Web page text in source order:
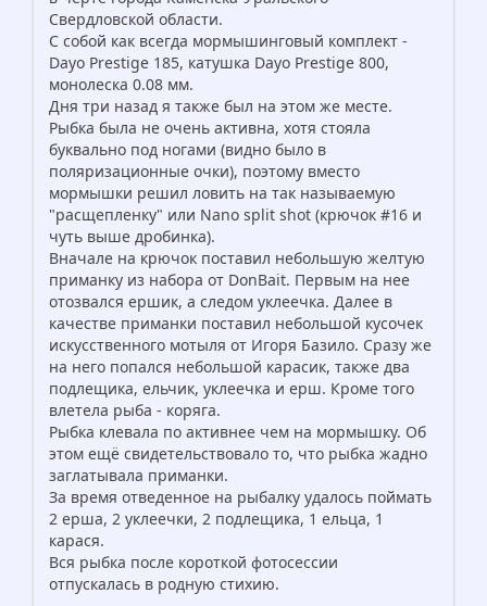
Свердловской области.
С собой как всегда мормышинговый комплект -
Dayo Prestige 185, катушка Dayo Prestige 800,
монолеска 0.08 мм.
Дня три назад я также был на этом же месте.
Рыбка была не очень активна, хотя стояла
буквально под ногами (видно было в
поляризационные очки), поэтому вместо
мормышки решил ловить на так называемую
"расщепленку" или Nano split shot (крючок #16 и
чуть выше дробинка).
Вначале на крючок поставил небольшую желтую
приманку из набора от DonBait. Первым на нее
отозвался ершик, а следом уклеечка. Далее в
качестве приманки поставил небольшой кусочек
искусственного мотыля от Игоря Базило. Сразу же
на него попался небольшой карасик, также два
подлещика, ельчик, уклеечка и ерш. Кроме того
влетела рыба - коряга.
Рыбка клевала по активнее чем на мормышку. Об
этом ещё свидетельствовало то, что рыбка жадно
заглатывала приманки.
За время отведенное на рыбалку удалось поймать
2 ерша, 2 уклеечки, 2 подлещика, 1 ельца, 1
карася.
Вся рыбка после короткой фотосессии
отпускалась в родную стихию.